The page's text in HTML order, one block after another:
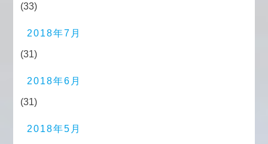
(33)
2018年7月
(31)
2018年6月
(31)
2018年5月